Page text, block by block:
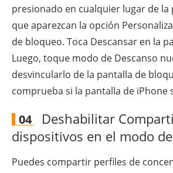
presionado en cualquier lugar de la
que aparezcan la opción
de bloqueo. Toca Descansar en la
Luego, toque modo de Descanso
desvincularlo de la pantalla de
comprueba si la pantalla de iPhone
04
Deshabilitar
dispositivos en el modo
Puedes compartir perfiles de